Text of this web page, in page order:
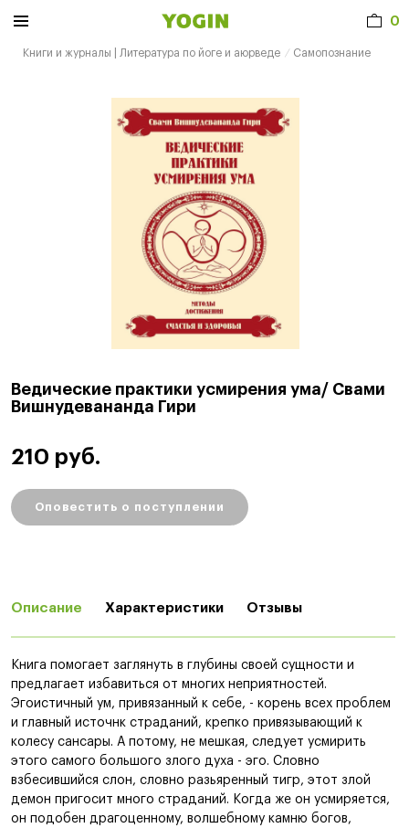
0
Книги и журналы | Литература по йоге и аюрведе Самопознание
Ведические практики усмирения ума/ Свами
Вишнудевананда Гири
210 руб.
Оповестить о поступлении
Описание Характеристики Отзывы
Книга помогает заглянуть в глубины своей сущности и
предлагает избавиться от многих неприятностей.
Эгоистичный ум, привязанный к себе, - корень всех проблем
и главный источнк страданий, крепко привязывающий к
колесу сансары. А потому, не мешкая, следует усмирить
этого самого большого злого духа - эго. Словно
взбесившийся слон, словно разьяренный тигр, этот злой
демон пригосит много страданий. Когда же он усмиряется,
он подобен драгоценному, волшебному камню богов,